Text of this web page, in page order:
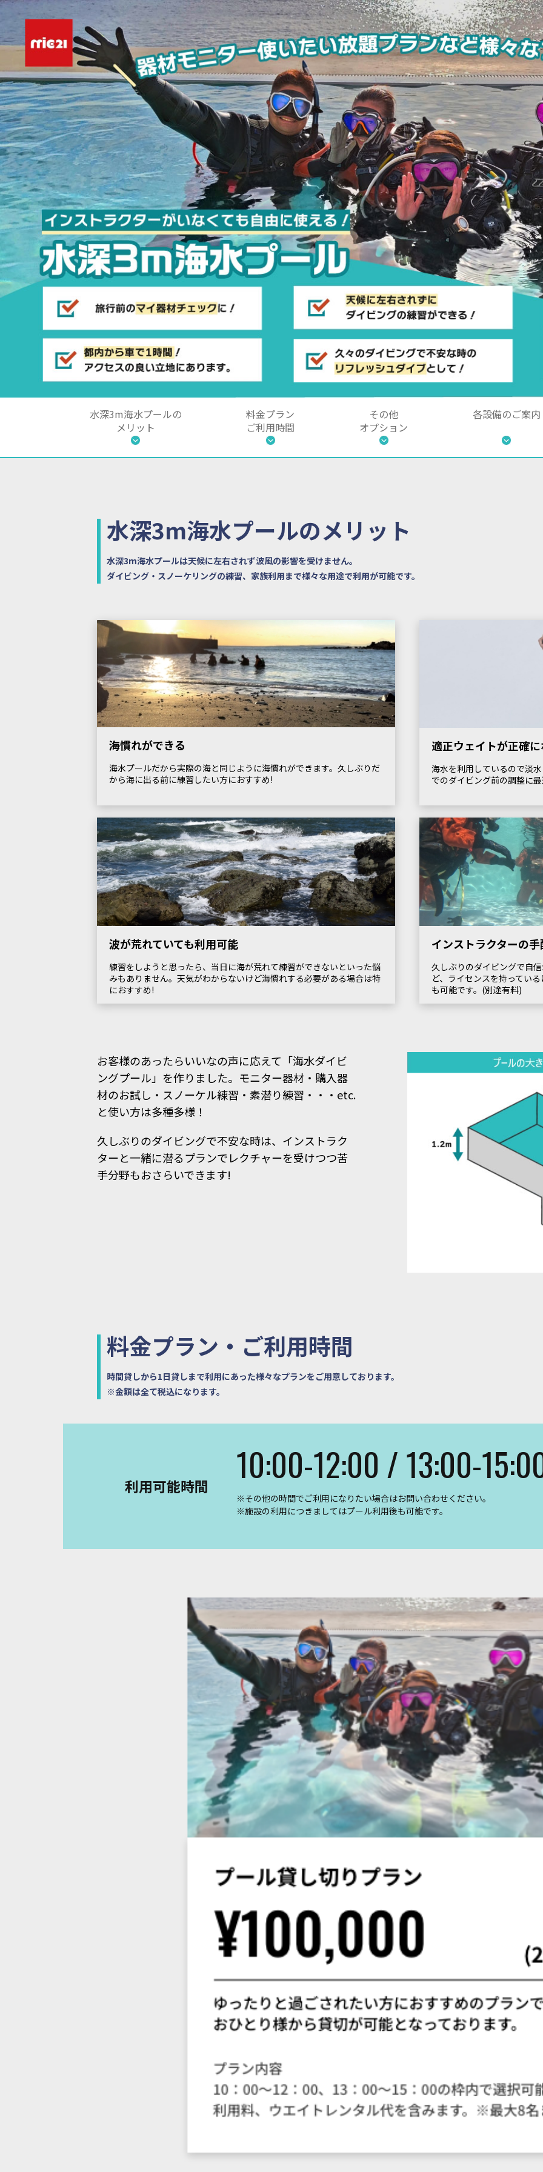
水深3m海水プールの
メリット
料金プラン
ご利用時間
その他
オプション
各設備のご案内
水深3m海水プールのメリット
水深3m海水プールは天候に左右されず波風の影響を受けません。
ダイビング・スノーケリングの練習、家族利用まで様々な用途で利用が可能です。
海慣れができる
海水プールだから実際の海と同じように海慣れができます。久しぶりだ
から海に出る前に練習したい方におすすめ!
適正ウェイトが正確
海水を利用しているので淡
でのダイビング前の調整に
波が荒れていても利用可能
練習をしようと思ったら、当日に海が荒れて練習ができないといった悩
みもありません。天気がわからないけど海慣れする必要がある場合は特
におすすめ!
インストラクターの
久しぶりのダイビングで自
ど、ライセンスを持ってい
も可能です。(別途有料)
お客様のあったらいいなの声に応えて「海水ダイビ
ングプール」を作りました。モニター器材・購入器
材のお試し・スノーケル練習・素潜り練習・・・etc.
と使い方は多種多様！
久しぶりのダイビングで不安な時は、インストラク
ターと一緒に潜るプランでレクチャーを受けつつ苦
手分野もおさらいできます!
料金プラン・ご利用時間
時間貸しから1日貸しまで利用にあった様々なプランをご用意しております。
※金額は全て税込になります。
利用可能時間 10:00-12:00 / 13:00-
※その他の時間でご利用になりたい場合はお問い合わせください。
※施設の利用につきましてはプール利用後も可能です。